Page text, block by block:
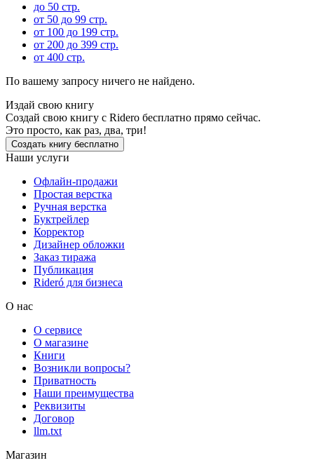
до 50 стр.
от 50 до 99 стр.
от 100 до 199 стр.
от 200 до 399 стр.
от 400 стр.
По вашему запросу ничего не найдено.
Издай свою книгу
Создай свою книгу с Ridero бесплатно прямо сейчас.
Это просто, как раз, два, три!
Создать книгу бесплатно
Наши услуги
Офлайн-продажи
Простая верстка
Ручная верстка
Буктрейлер
Корректор
Дизайнер обложки
Заказ тиража
Публикация
Rideró для бизнеса
О нас
О сервисе
О магазине
Книги
Возникли вопросы?
Приватность
Наши преимущества
Реквизиты
Договор
llm.txt
Магазин